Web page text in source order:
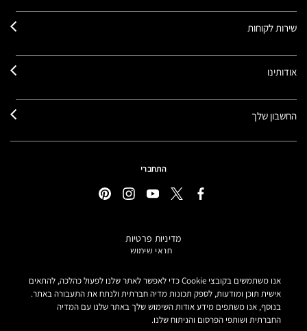
שירות לקוחות
אודותינו
החשבון שלך
התחברי
מדיניות פרטיות
תנאי שימוש
מידע על מוצרים מזוייפים
הצהרת נגישות
הגדרות קובצי COOKIE
MAKE-UP ART COSMETICS© מאק קוסמטיקס כל הזכויות שמורות.
אנו משתמשים בקובצי Cookie כדי לאפשר לאתר שלנו לפעול כהלכה, להתאים
אישית תוכן ומודעות, לספק תכונות מדיה חברתית ולנתח את התעבורה באתר.
בנוסף, אנו משתפים מידע אודות השימוש שלך באתר שלנו עם המדיה
החברתית ושותפי הפרסום והניתוח שלנו.